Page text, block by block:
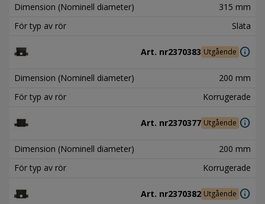
Dimension (Nominell diameter)
315 mm
För typ av rör
Släta
Art. nr2370383 Utgående info
Dimension (Nominell diameter)
200 mm
För typ av rör
Korrugerade
Art. nr2370377 Utgående info
Dimension (Nominell diameter)
200 mm
För typ av rör
Korrugerade
Art. nr2370382 Utgående info